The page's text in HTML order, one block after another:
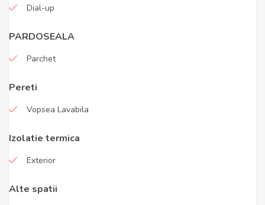
Dial-up
PARDOSEALA
Parchet
Pereti
Vopsea Lavabila
Izolatie termica
Exterior
Alte spatii